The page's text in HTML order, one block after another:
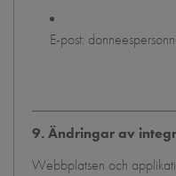
E-post:
9. Ändringar av
Webbplatsen och